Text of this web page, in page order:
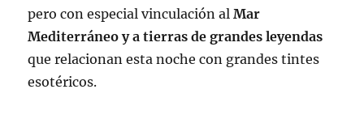
pero con especial vinculación al Mar
Mediterráneo y a tierras de grandes leyendas
que relacionan esta noche con grandes tintes
esotéricos.